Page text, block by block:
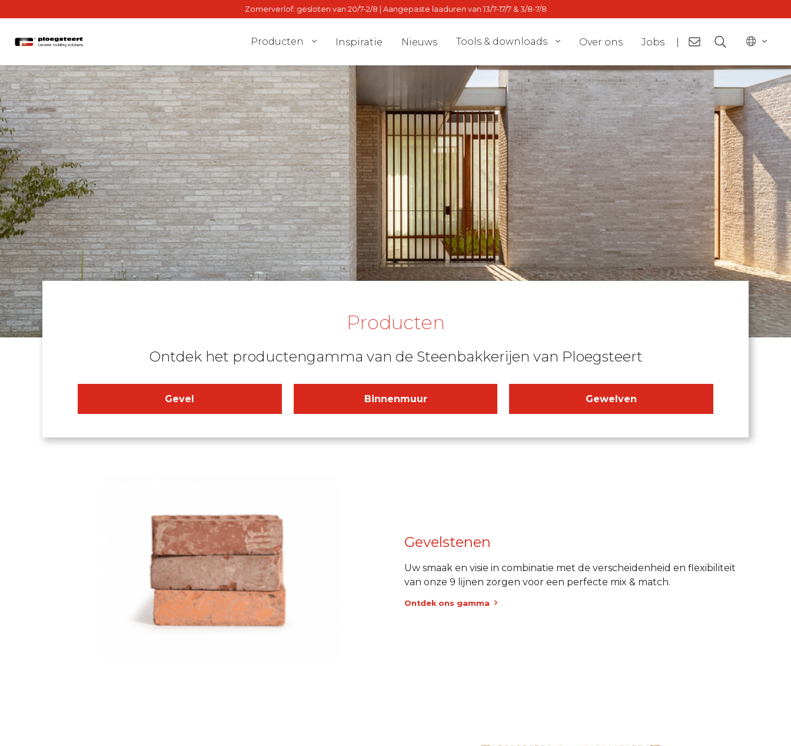
Zomerverlof: gesloten van 20/7-2/8 | Aangepaste laaduren van 13/7-17/7 & 3/8-7/8
Producten
Gevel
Binnenmuur
Gewelven
BrIQ-advies
Inspiratie Nieuws Tools & downloads
Dealer locator
Stalton Direct
Over ons Jobs
BE - fr
Producten
Ontdek het productengamma van de Steenbakkerijen van Ploegsteert
Gevel Binnenmuur Gewelven
Gevelstenen
Uw smaak en visie in combinatie met de verscheidenheid en flexibiliteit
van onze 9 lijnen zorgen voor een perfecte mix & match.
Ontdek ons gamma